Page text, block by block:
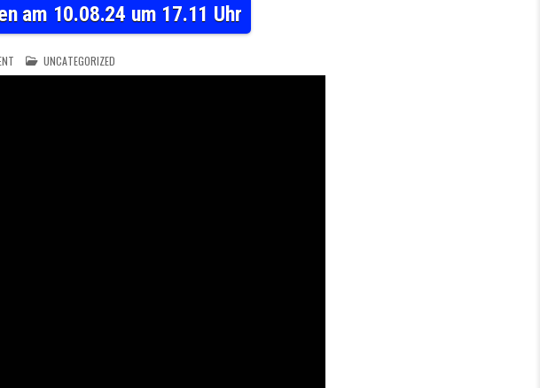
am 10.08.24 um 17.11 Uhr
ON BHF ZITTAU HBF (T.57-60.1)- MIT RV IN SACHSEN AM 10.08.24 UM 17.11 UHR
POSTED IN
UNCATEGORIZED